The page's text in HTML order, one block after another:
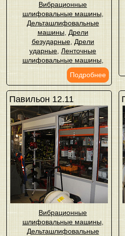
Вибрационные
шлифовальные машины,
Дельташлифовальные
машины, Дрели
безударные, Дрели
ударные ,Ленточные
шлифовальные машины,
Подробнее
Павильон 12.11
Вибрационные
шлифовальные машины,
Дельташлифовальные